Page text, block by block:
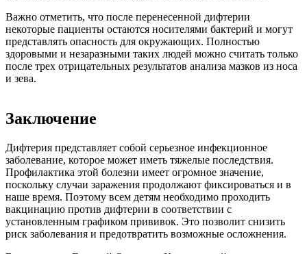
Важно отметить, что после перенесенной дифтерии
некоторые пациенты остаются носителями бактерий и могут
представлять опасность для окружающих. Полностью
здоровыми и незаразными таких людей можно считать только
после трех отрицательных результатов анализа мазков из носа
и зева.
Заключение
Дифтерия представляет собой серьезное инфекционное
заболевание, которое может иметь тяжелые последствия.
Профилактика этой болезни имеет огромное значение,
поскольку случаи заражения продолжают фиксироваться и в
наше время. Поэтому всем детям необходимо проходить
вакцинацию против дифтерии в соответствии с
установленным графиком прививок. Это позволит снизить
риск заболевания и предотвратить возможные осложнения.